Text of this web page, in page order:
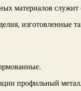
материалов
изготовленные
профильный